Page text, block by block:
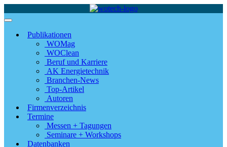
Publikationen
WOMag
WOClean
Beruf und Karriere
AK Energietechnik
Branchen-News
Top-Artikel
Autoren
Firmenverzeichnis
Termine
Messen + Tagungen
Seminare + Workshops
Datenbanken